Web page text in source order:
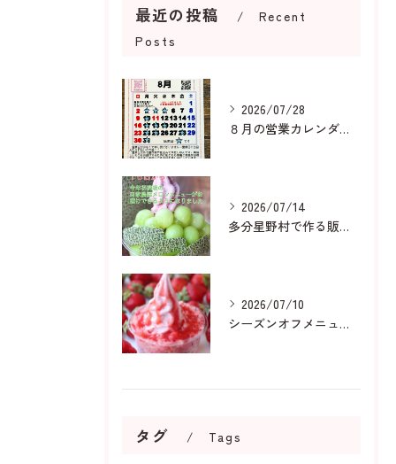
最近の投稿
Recent
Posts
2026/07/28
８月の営業カレンダーです
2026/07/14
多分星野村で作る販売用メロンは
2026/07/10
シーズンオフメニューも人気です
タグ Tags